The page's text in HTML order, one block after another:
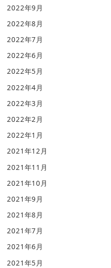
2022年9月
2022年8月
2022年7月
2022年6月
2022年5月
2022年4月
2022年3月
2022年2月
2022年1月
2021年12月
2021年11月
2021年10月
2021年9月
2021年8月
2021年7月
2021年6月
2021年5月